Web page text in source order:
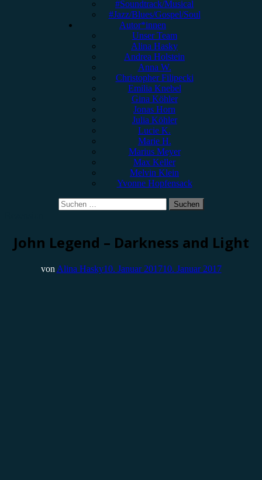
#Soundtrack/Musical
#Jazz/Blues/Gospel/Soul
Autor*innen
Unser Team
Alina Hasky
Andrea Holstein
Anna W.
Christopher Filipecki
Emilia Knebel
Gina Köhler
Jonas Horn
Julia Köhler
Lucie K.
Marie H.
Marius Meyer
Max Keller
Melvin Klein
Yvonne Hopfensack
Suchen
nach:
John Legend – Darkness and Light
von Alina Hasky10. Januar 201710. Januar 2017